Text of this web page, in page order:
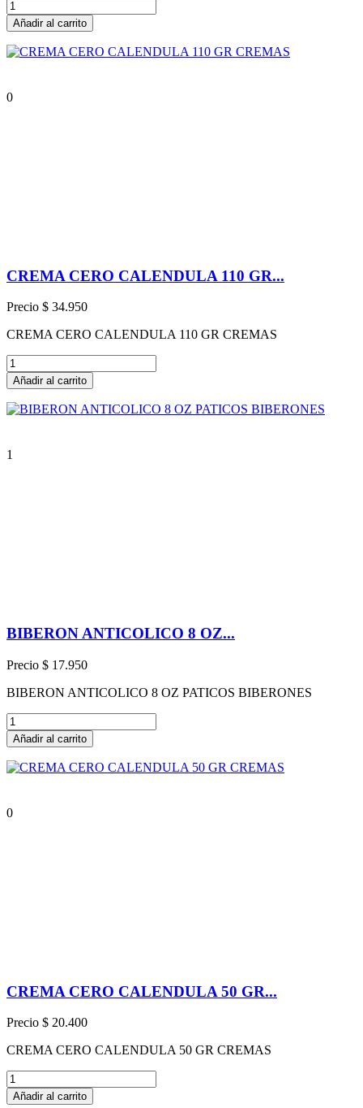
Añadir al carrito
0
CREMA CERO CALENDULA 110 GR...
Precio $ 34.950
CREMA CERO CALENDULA 110 GR CREMAS
Añadir al carrito
1
BIBERON ANTICOLICO 8 OZ...
Precio $ 17.950
BIBERON ANTICOLICO 8 OZ PATICOS BIBERONES
Añadir al carrito
0
CREMA CERO CALENDULA 50 GR...
Precio $ 20.400
CREMA CERO CALENDULA 50 GR CREMAS
Añadir al carrito